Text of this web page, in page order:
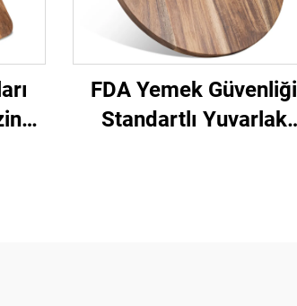
FDA Yemek Güvenliği
Standartlı Yuvarlak